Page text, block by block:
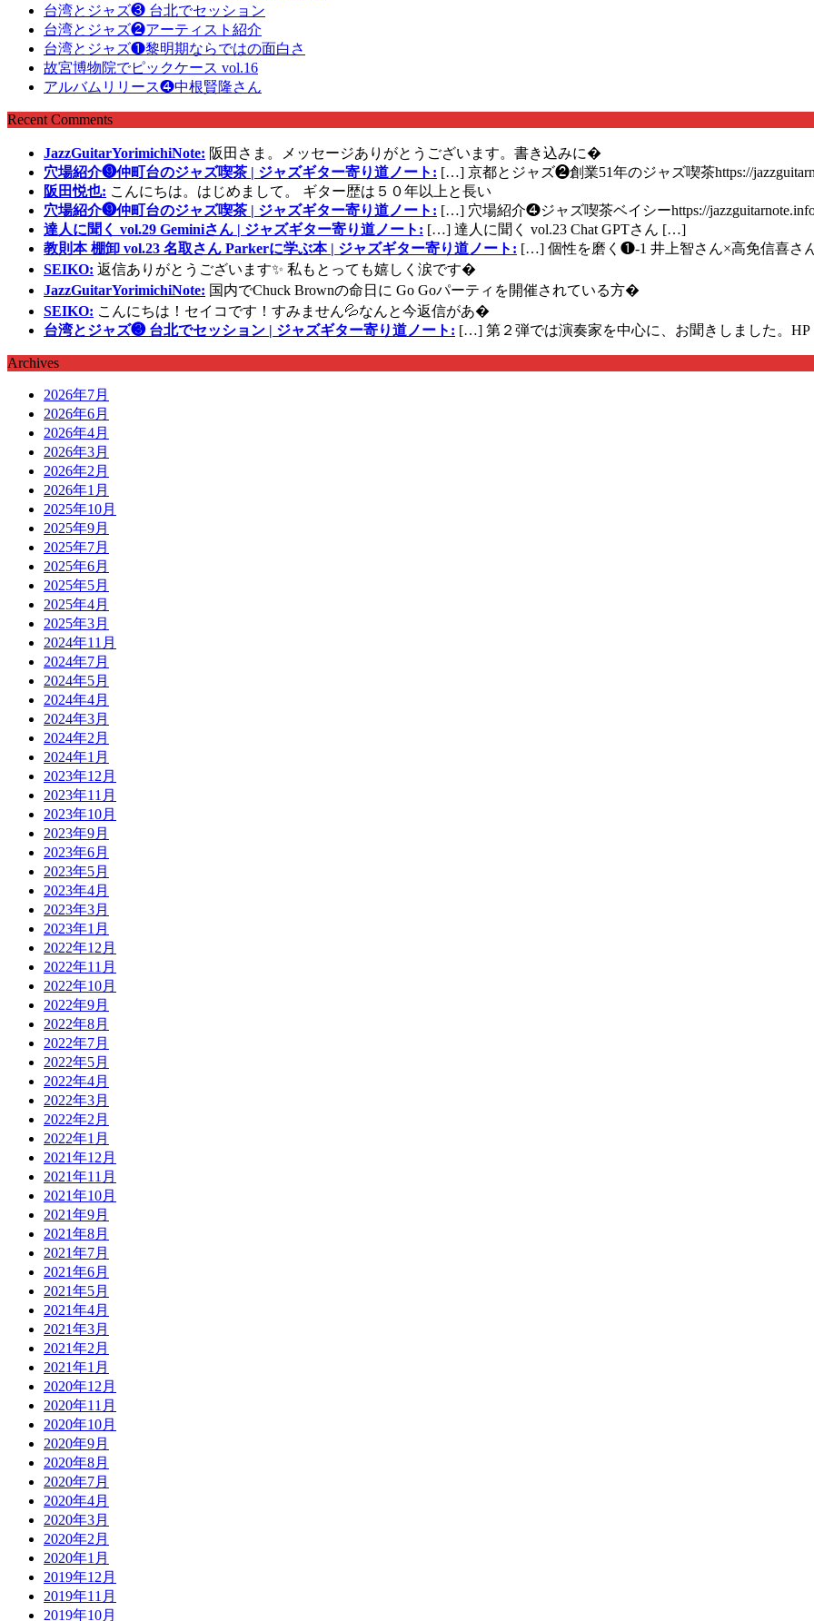
台湾とジャズ❸ 台北でセッション
台湾とジャズ❷アーティスト紹介
台湾とジャズ❶黎明期ならではの面白さ
故宮博物院でピックケース vol.16
アルバムリリース❹中根賢隆さん
Recent Comments
JazzGuitarYorimichiNote: 阪田さま。メッセージありがとうございます。書き込みに�
穴場紹介❾仲町台のジャズ喫茶 | ジャズギター寄り道ノート: […] 京都とジャズ❷創業51年のジャズ喫茶https://
阪田悦也: こんにちは。はじめまして。 ギター歴は５０年以上と長い
穴場紹介❾仲町台のジャズ喫茶 | ジャズギター寄り道ノート: […] 穴場紹介❹ジャズ喫茶ベイシーhttps://
達人に聞く vol.29 Geminiさん | ジャズギター寄り道ノート: […] 達人に聞く vol.23 Chat GPTさん […]
教則本 棚卸 vol.23 名取さん Parkerに学ぶ本 | ジャズギター寄り道ノート: […] 個性を磨く❶-1 井上智さん×高免信喜さん
SEIKO: 返信ありがとうございます✨ 私もとっても嬉しく涙です�
JazzGuitarYorimichiNote: 国内でChuck Brownの命日に Go Goパーティを開催されている方�
SEIKO: こんにちは！セイコです！すみません💦なんと今返信があ�
台湾とジャズ❸ 台北でセッション | ジャズギター寄り道ノート: […] 第２弾では演奏家を中心に、お聞きしました。
Archives
2026年7月
2026年6月
2026年4月
2026年3月
2026年2月
2026年1月
2025年10月
2025年9月
2025年7月
2025年6月
2025年5月
2025年4月
2025年3月
2024年11月
2024年7月
2024年5月
2024年4月
2024年3月
2024年2月
2024年1月
2023年12月
2023年11月
2023年10月
2023年9月
2023年6月
2023年5月
2023年4月
2023年3月
2023年1月
2022年12月
2022年11月
2022年10月
2022年9月
2022年8月
2022年7月
2022年5月
2022年4月
2022年3月
2022年2月
2022年1月
2021年12月
2021年11月
2021年10月
2021年9月
2021年8月
2021年7月
2021年6月
2021年5月
2021年4月
2021年3月
2021年2月
2021年1月
2020年12月
2020年11月
2020年10月
2020年9月
2020年8月
2020年7月
2020年4月
2020年3月
2020年2月
2020年1月
2019年12月
2019年11月
2019年10月